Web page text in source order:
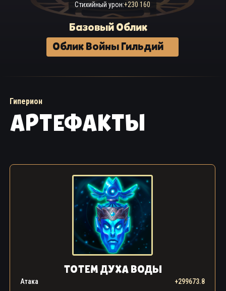
Стихийный урон:+230 160
Базовый Облик
Облик Войны Гильдий
Гиперион
АРТЕФАКТЫ
ТОТЕМ ДУХА ВОДЫ
Атака +299673.8